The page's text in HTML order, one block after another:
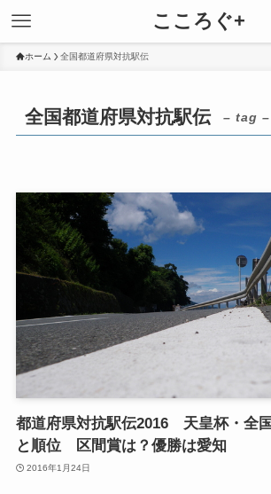
こころぐ+
ホーム 全国都道府県対抗駅伝
全国都道府県対抗駅伝 – tag –
都道府県対抗駅伝2016 天皇杯・全
と順位 区間賞は？優勝は愛知
2016年1月24日